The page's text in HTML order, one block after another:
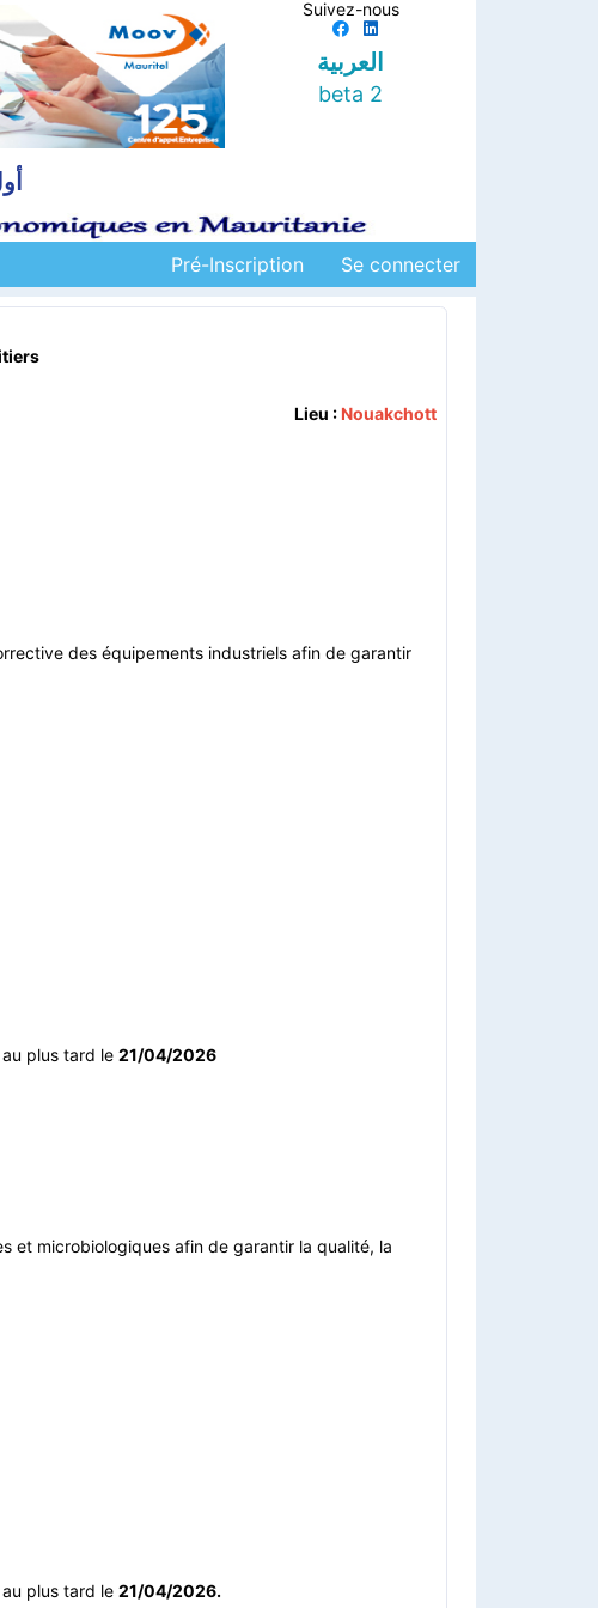
Suivez-nous
العربية
beta 2
Pré-Inscription Se connecter
Lieu :Nouakchott
des équipements industriels afin de garantir
au plus tard le 21/04/2026
et microbiologiques afin de garantir la qualité, la
au plus tard le 21/04/2026.